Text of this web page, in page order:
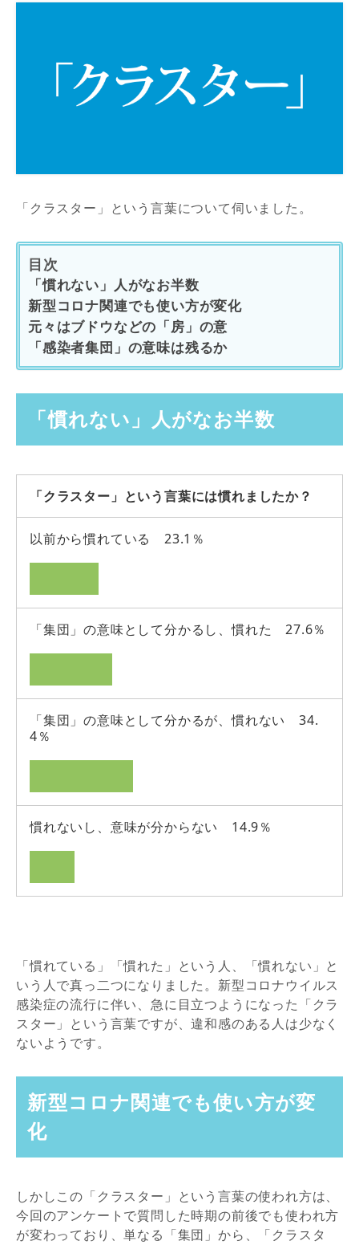
「クラスター」という言葉について伺いました。
目次
「慣れない」人がなお半数
新型コロナ関連でも使い方が変化
元々はブドウなどの「房」の意
「感染者集団」の意味は残るか
「慣れない」人がなお半数
「クラスター」という言葉には慣れましたか？
以前から慣れている 23.1％
「集団」の意味として分かるし、慣れた 27.6％
「集団」の意味として分かるが、慣れない 34.
4％
慣れないし、意味が分からない 14.9％
「慣れている」「慣れた」という人、「慣れない」と
いう人で真っ二つになりました。新型コロナウイルス
感染症の流行に伴い、急に目立つようになった「クラ
スター」という言葉ですが、違和感のある人は少なく
ないようです。
新型コロナ関連でも使い方が変
化
しかしこの「クラスター」という言葉の使われ方は、
今回のアンケートで質問した時期の前後でも使われ方
が変わっており、単なる「集団」から、「クラスタ